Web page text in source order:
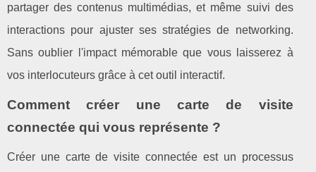
partager des contenus multimédias, et même suivi des
interactions pour ajuster ses stratégies de networking.
Sans oublier l'impact mémorable que vous laisserez à
vos interlocuteurs grâce à cet outil interactif.
Comment créer une carte de visite
connectée qui vous représente ?
Créer une carte de visite connectée est un processus